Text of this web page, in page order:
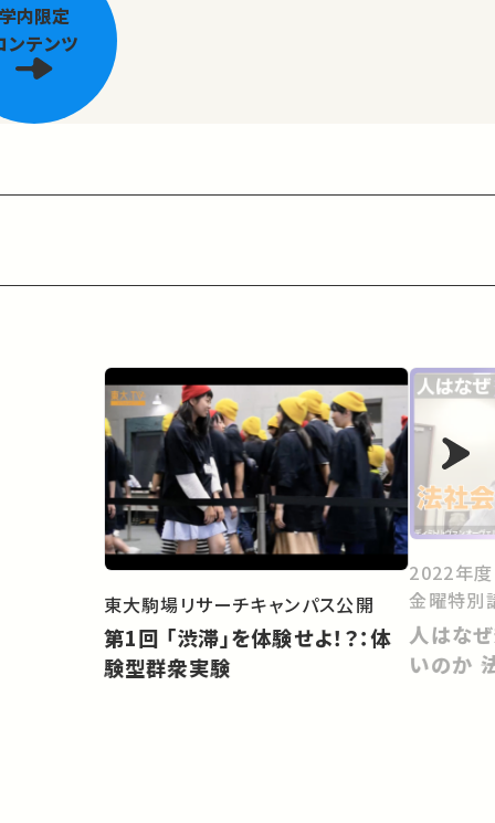
学内限定
ンテンツ
東大駒場リサーチキャンパス公開
第1回 「渋滞」を体験せよ！？：体
験型群衆実験
2022年度
金曜特別
人はな
いのか